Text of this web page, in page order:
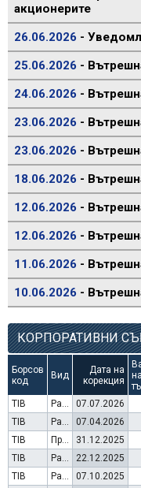
акционерите
26.06.2026 -
25.06.2026 -
24.06.2026 -
23.06.2026 -
23.06.2026 -
18.06.2026 -
12.06.2026 -
12.06.2026 -
11.06.2026 -
10.06.2026 -
КОРПОРАТИВНИ
Борсов
код
Вид
Дата на
корекция
на
TIB Раздаване на дивидент 07.07.2026
TIB
Раздаване на дивидент 07.04.2026
TIB
Преминаване към търговия в Евро 31.12.2025
TIB
Раздаване на дивидент 22.12.2025
TIB
Раздаване на дивидент 07.10.2025